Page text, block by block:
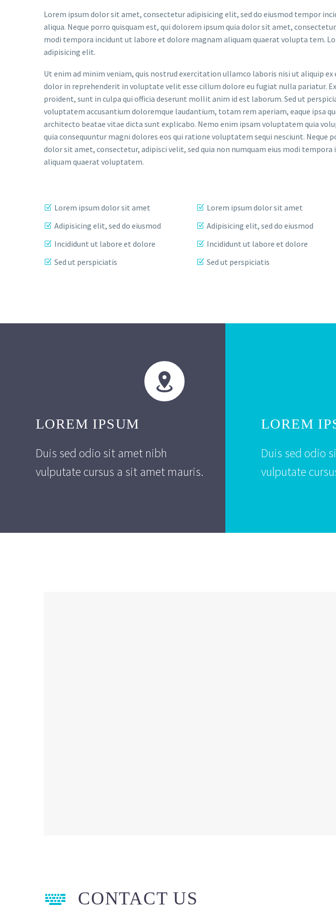
Lorem ipsum dolor sit amet, consectetur adipisicing elit, sed do eiusmod tempor
aliqua. Neque porro quisquam est, qui dolorem ipsum quia dolor sit amet,
modi tempora incidunt ut labore et dolore magnam aliquam quaerat volupta tem.
adipisicing elit.
Ut enim ad minim veniam, quis nostrud exercitation ullamco laboris nisi ut aliquip ex
dolor in reprehenderit in voluptate velit esse cillum dolore eu fugiat nulla pariatur.
proident, sunt in culpa qui officia deserunt mollit anim id est laborum. Sed ut
voluptatem accusantium doloremque laudantium, totam rem aperiam, eaque ipsa
architecto beatae vitae dicta sunt explicabo. Nemo enim ipsam voluptatem quia
quia consequuntur magni dolores eos qui ratione voluptatem sequi nesciunt. Neque
dolor sit amet, consectetur, adipisci velit, sed quia non numquam eius modi
aliquam quaerat voluptatem.
Lorem ipsum dolor sit amet
Adipisicing elit, sed do eiusmod
Incididunt ut labore et dolore
Sed ut perspiciatis
Lorem ipsum dolor sit amet
Adipisicing elit, sed do eiusmod
Incididunt ut labore et dolore
Sed ut perspiciatis


LOREM IPSUM
Duis sed odio sit amet nibh
vulputate cursus a sit amet mauris.
LOREM
Duis sed odio
vulputate

 CONTACT US